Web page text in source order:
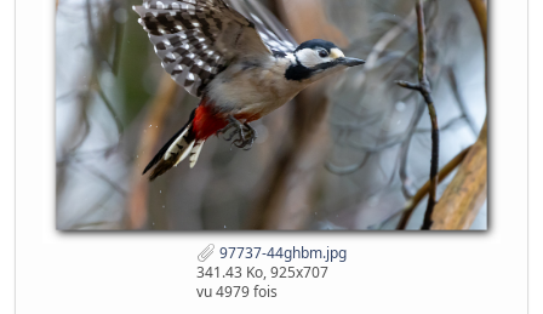
97737-44ghbm.jpg
341.43 Ko, 925x707
vu 4979 fois